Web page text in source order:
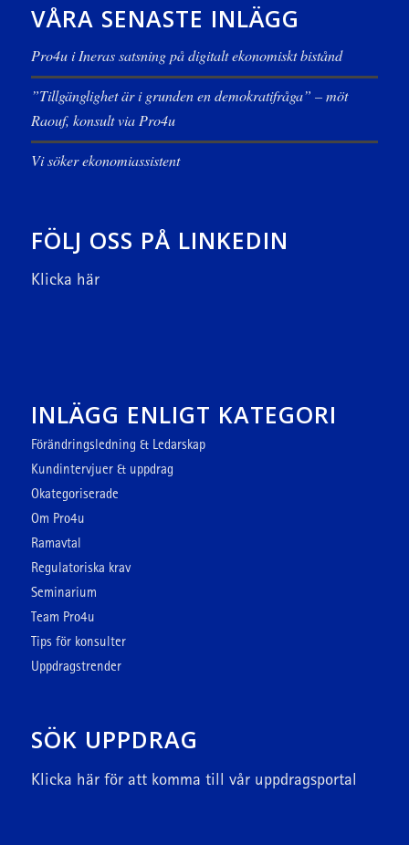
VÅRA SENASTE INLÄGG
Pro4u i Ineras satsning på digitalt ekonomiskt bistånd
”Tillgänglighet är i grunden en demokratifråga” – möt
Raouf, konsult via Pro4u
Vi söker ekonomiassistent
FÖLJ OSS PÅ LINKEDIN
Klicka här
INLÄGG ENLIGT KATEGORI
Förändringsledning & Ledarskap
Kundintervjuer & uppdrag
Okategoriserade
Om Pro4u
Ramavtal
Regulatoriska krav
Seminarium
Team Pro4u
Tips för konsulter
Uppdragstrender
SÖK UPPDRAG
Klicka härför att komma till vår uppdragsportal